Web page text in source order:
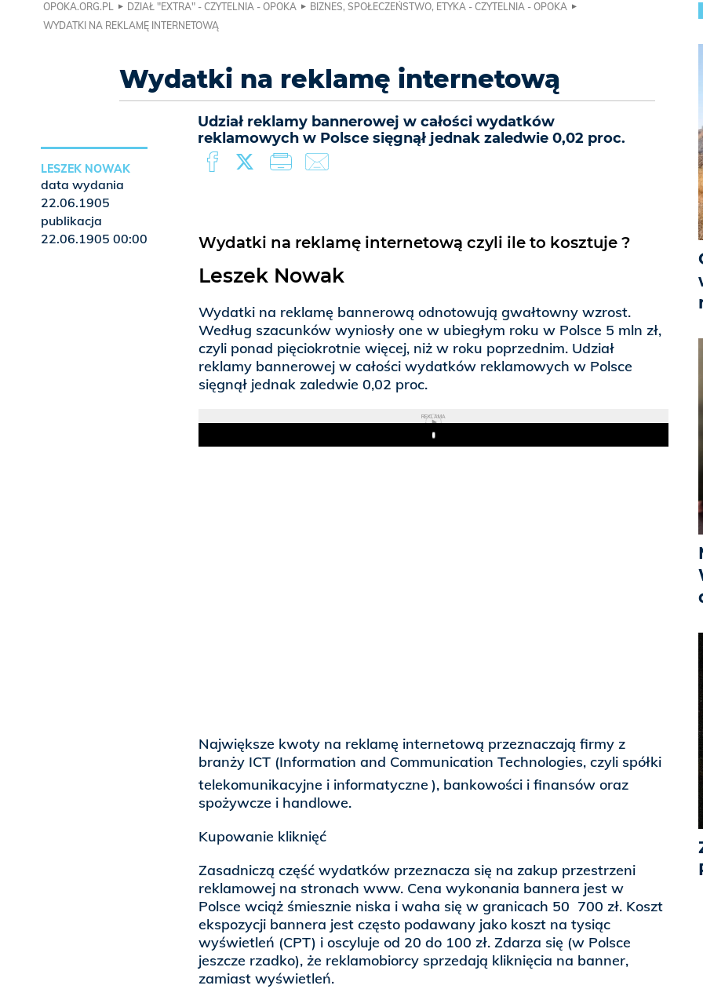
OPOKA.ORG.PL DZIAŁ "EXTRA" - CZYTELNIA - OPOKA
BIZNES, SPOŁECZEŃSTWO, ETYKA - CZYTELNIA - OPOKA
WYDATKI NA REKLAMĘ INTERNETOWĄ
Wydatki na reklamę internetową
Udział reklamy bannerowej w całości wydatków
reklamowych w Polsce sięgnął jednak zaledwie 0,02 proc.
Wydatki na reklamę internetową czyli ile to kosztuje ?
Leszek Nowak
Wydatki na reklamę bannerową odnotowują gwałtowny wzrost.
Według szacunków wyniosły one w ubiegłym roku w Polsce 5 mln zł,
czyli ponad pięciokrotnie więcej, niż w roku poprzednim. Udział
reklamy bannerowej w całości wydatków reklamowych w Polsce
sięgnął jednak zaledwie 0,02 proc.
REKLAMA
Play
Największe kwoty na reklamę internetową przeznaczają firmy z
branży ICT (Information and Communication Technologies, czyli spółki
telekomunikacyjne i informatyczne ), bankowości i finansów oraz
spożywcze i handlowe.
Kupowanie kliknięć
Zasadniczą część wydatków przeznacza się na zakup przestrzeni
reklamowej na stronach www. Cena wykonania bannera jest w
Polsce wciąż śmiesznie niska i waha się w granicach 50  700 zł. Koszt
ekspozycji bannera jest często podawany jako koszt na tysiąc
wyświetleń (CPT) i oscyluje od 20 do 100 zł. Zdarza się (w Polsce
jeszcze rzadko), że reklamobiorcy sprzedają kliknięcia na banner,
zamiast wyświetleń.
LESZEK NOWAK
data wydania
22.06.1905
publikacja
22.06.1905 00:00